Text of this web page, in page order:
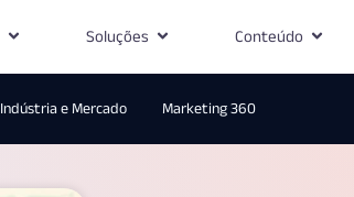
Soluções Conteúdo
Indústria e Mercado Marketing 360